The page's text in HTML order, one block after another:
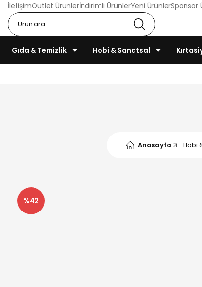
İletişimOutlet Ürünlerİndirimli ÜrünlerYeni ÜrünlerSponsor
Gıda & Temizlik Hobi & Sanatsal
Anasayfa Hobi
%42